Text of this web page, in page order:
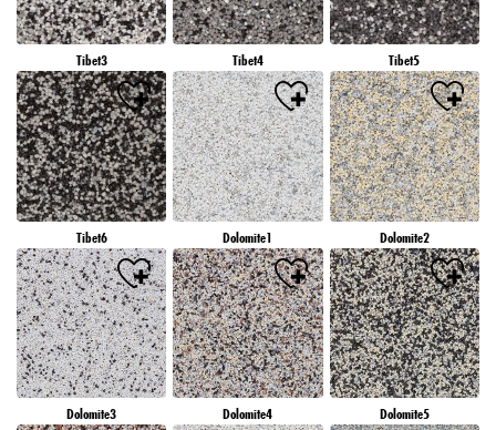
Tibet3 Tibet4 Tibet5
Tibet6 Dolomite1 Dolomite2
Dolomite3 Dolomite4 Dolomite5